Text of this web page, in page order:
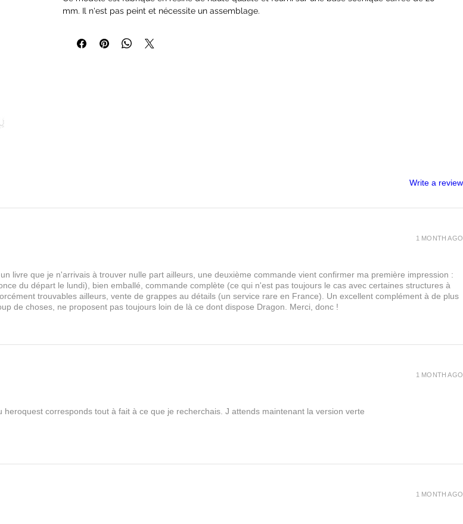
mm. Il n'est pas peint et nécessite un assemblage.
Write a review
livre que je n'arrivais à trouver nulle part ailleurs, une deuxième commande vient confirmer ma première impression :
du départ le lundi), bien emballé, commande complète (ce qui n'est pas toujours le cas avec certaines structures à
trouvables ailleurs, vente de grappes au détails (un service rare en France). Un excellent complément à de plus
de choses, ne proposent pas toujours loin de là ce dont dispose Dragon. Merci, donc !
1 MONTH AGO
corresponds tout à fait à ce que je recherchais. J attends maintenant la version verte
1 MONTH AGO
1 MONTH AGO